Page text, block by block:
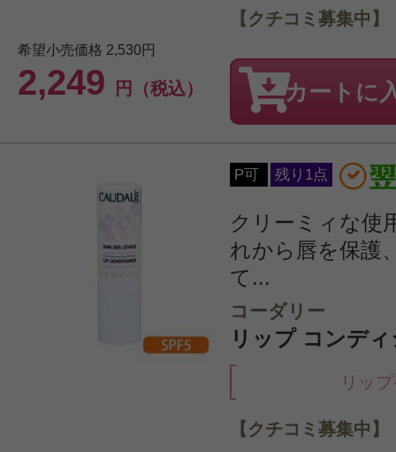
希望小売価格 2,530円
2,249 円（税込）
【クチコミ募集中】
カートに
P可 残り1点
クリーミィな使
れから唇を保護
て...
コーダリー
リップ コンデ
リッ
【クチコミ募集中】